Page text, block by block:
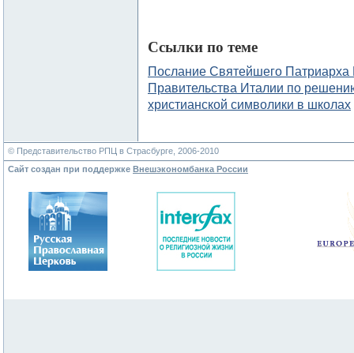
Ссылки по теме
Послание Святейшего Патриарха
Правительства Италии по
христианской символики в школах
© Представительство РПЦ в Страсбурге, 2006-2010
Сайт создан при поддержке Внешэкономбанка России